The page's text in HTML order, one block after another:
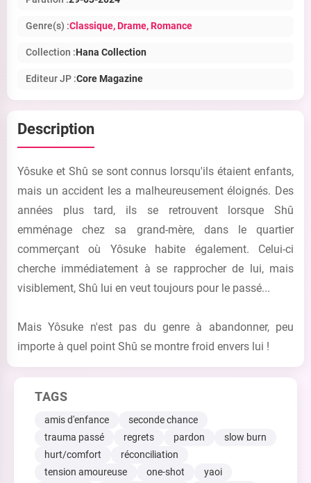
Genre(s) :Classique, Drame, Romance
Collection :Hana Collection
Editeur JP :Core Magazine
Description
Yôsuke et Shû se sont connus lorsqu'ils étaient enfants,
mais un accident les a malheureusement éloignés. Des
années plus tard, ils se retrouvent lorsque Shû
emménage chez sa grand-mère, dans le quartier
commerçant où Yôsuke habite également. Celui-ci
cherche immédiatement à se rapprocher de lui, mais
visiblement, Shû lui en veut toujours pour le passé...
Mais Yôsuke n'est pas du genre à abandonner, peu
importe à quel point Shû se montre froid envers lui !
TAGS
amis d'enfance
seconde chance
trauma passé
regrets pardon
slow burn
hurt/comfort
réconciliation
tension amoureuse
one-shot
yaoi